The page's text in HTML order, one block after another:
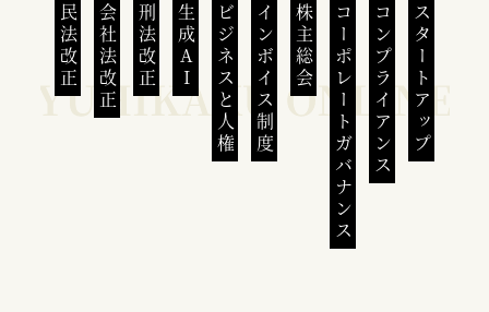
民法改正 会社法改正 刑法改正 生成AI ビジネスと人権インボイス制度 株主総会 コーポレートガバナンスコンプライアンススタートアップ